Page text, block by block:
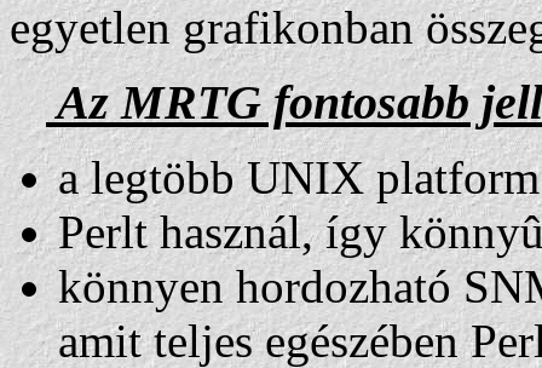
egyetlen grafikonban
Az MRTG fontosabb
a legtöbb UNIX
Perlt használ, így
könnyen hordozható
amit teljes egészében